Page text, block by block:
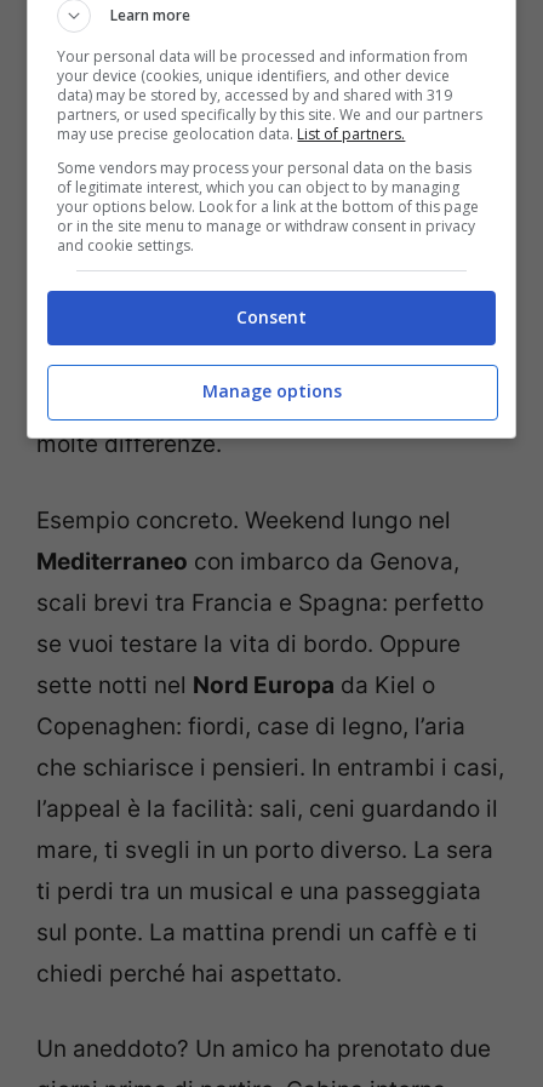
Quanto costa davvero (e cosa
guardare)
Cabina: interna più economica; vista mare
o balcone salgono di prezzo. Oneri: quote
di servizio giornaliere e spese portuali
incidono. Tempismo: i posti migliori
spariscono presto; le tariffe possono
oscillare. Rotta: Nord spesso costa un po’
di più del Sud, ma il last minute livella
molte differenze.
Esempio concreto. Weekend lungo nel
Mediterraneo con imbarco da Genova,
scali brevi tra Francia e Spagna: perfetto
se vuoi testare la vita di bordo. Oppure
sette notti nel Nord Europa da Kiel o
Copenaghen: fiordi, case di legno, l’aria
che schiarisce i pensieri. In entrambi i casi,
l’appeal è la facilità: sali, ceni guardando il
mare, ti svegli in un porto diverso. La sera
ti perdi tra un musical e una passeggiata
sul ponte. La mattina prendi un caffè e ti
chiedi perché hai aspettato.
Un aneddoto? Un amico ha prenotato due
Learn more
Your personal data will be processed and information from
your device (cookies, unique identifiers, and other device
data) may be stored by, accessed by and shared with 319
partners, or used specifically by this site. We and our partners
may use precise geolocation data. List of partners.
Some vendors may process your personal data on the basis
of legitimate interest, which you can object to by managing
your options below. Look for a link at the bottom of this page
or in the site menu to manage or withdraw consent in privacy
and cookie settings.
Consent
Manage options